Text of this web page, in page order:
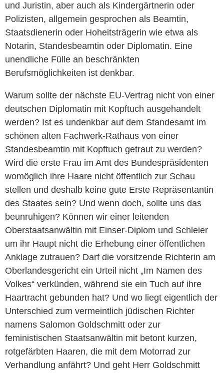
und Juristin, aber auch als Kindergärtnerin oder
Polizisten, allgemein gesprochen als Beamtin,
Staatsdienerin oder Hoheitsträgerin wie etwa als
Notarin, Standesbeamtin oder Diplomatin. Eine
unendliche Fülle an beschränkten
Berufsmöglichkeiten ist denkbar.
Warum sollte der nächste EU-Vertrag nicht von einer
deutschen Diplomatin mit Kopftuch ausgehandelt
werden? Ist es undenkbar auf dem Standesamt im
schönen alten Fachwerk-Rathaus von einer
Standesbeamtin mit Kopftuch getraut zu werden?
Wird die erste Frau im Amt des Bundespräsidenten
womöglich ihre Haare nicht öffentlich zur Schau
stellen und deshalb keine gute Erste Repräsentantin
des Staates sein? Und wenn doch, sollte uns das
beunruhigen? Können wir einer leitenden
Oberstaatsanwältin mit Einser-Diplom und Schleier
um ihr Haupt nicht die Erhebung einer öffentlichen
Anklage zutrauen? Darf die vorsitzende Richterin am
Oberlandesgericht ein Urteil nicht „Im Namen des
Volkes“ verkünden, während sie ein Tuch auf ihre
Haartracht gebunden hat? Und wo liegt eigentlich der
Unterschied zum vermeintlich jüdischen Richter
namens Salomon Goldschmitt oder zur
feministischen Staatsanwältin mit betont kurzen,
rotgefärbten Haaren, die mit dem Motorrad zur
Verhandlung anfährt? Und geht Herr Goldschmitt